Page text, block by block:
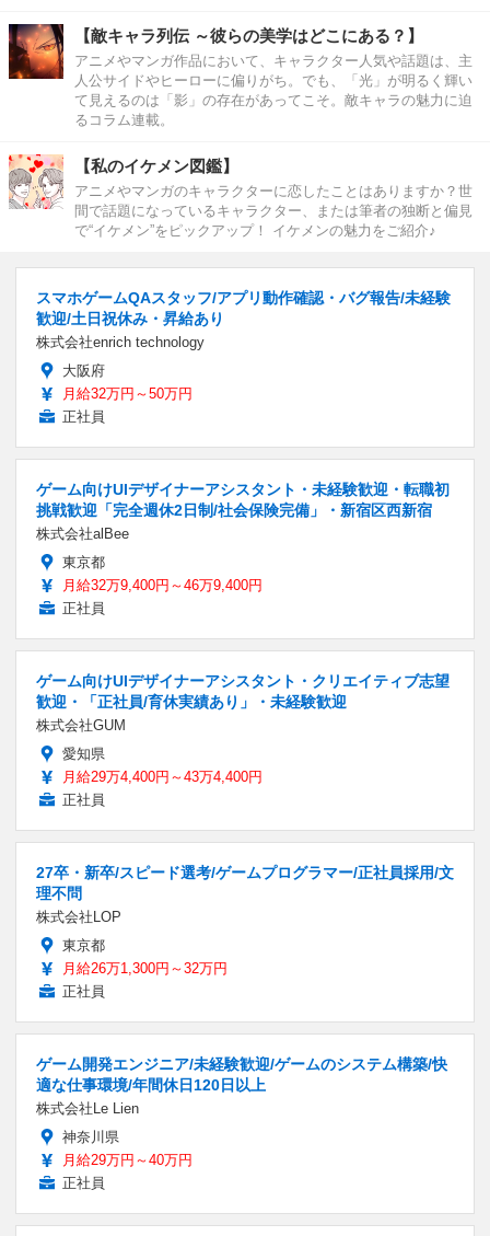
【敵キャラ列伝 ～彼らの美学はどこにある？】
アニメやマンガ作品において、キャラクター人気や話題は、主
人公サイドやヒーローに偏りがち。でも、「光」が明るく輝い
て見えるのは「影」の存在があってこそ。敵キャラの魅力に迫
るコラム連載。
【私のイケメン図鑑】
アニメやマンガのキャラクターに恋したことはありますか？世
間で話題になっているキャラクター、または筆者の独断と偏見
で“イケメン”をピックアップ！ イケメンの魅力をご紹介♪
スマホゲームQAスタッフ/アプリ動作確認・バグ報告/未経験
歓迎/土日祝休み・昇給あり
株式会社enrich technology
大阪府
月給32万円～50万円
正社員
ゲーム向けUIデザイナーアシスタント・未経験歓迎・転職初
挑戦歓迎「完全週休2日制/社会保険完備」・新宿区西新宿
株式会社alBee
東京都
月給32万9,400円～46万9,400円
正社員
ゲーム向けUIデザイナーアシスタント・クリエイティブ志望
歓迎・「正社員/育休実績あり」・未経験歓迎
株式会社GUM
愛知県
月給29万4,400円～43万4,400円
正社員
27卒・新卒/スピード選考/ゲームプログラマー/正社員採用/文
理不問
株式会社LOP
東京都
月給26万1,300円～32万円
正社員
ゲーム開発エンジニア/未経験歓迎/ゲームのシステム構築/快
適な仕事環境/年間休日120日以上
株式会社Le Lien
神奈川県
月給29万円～40万円
正社員